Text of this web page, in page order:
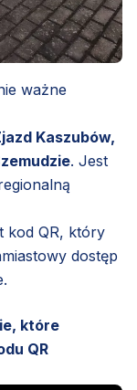
ważne
Kaszubów,
. Jest
kod QR, który
dostęp
które
QR